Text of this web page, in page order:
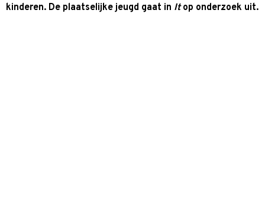
kinderen. De plaatselijke jeugd gaat in Itop onderzoek uit.